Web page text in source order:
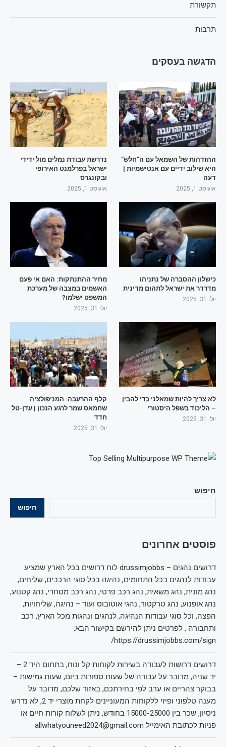
חיפוש
חיפוש
פוסטים אחרונים
דרושים נהגים – drussimjobbs לוח דרושים בכל הארץ שמציע
עבודות לנהגים בכל התחומים, נהיגה בכל סוגי הרכבים, שליחים,
נהג מונית, נהג משאית, נהג רכב פרטי, נהג רכב מסחרי, נהג קטנוע,
נהג אופנוע, נהג טרקטור, נהגי אוטובוס ועוד – נהיגה, שליחויות,
הפצה, וכל סוגי עבודות הנהיגה, לנהגים ונהגות מכל הארץ, רכב
ותחבורה , לפרטים ניתן להירשם בקישור הבא:
https://drussimjobbs.com/sign/
דרושים דרושות לעבודה בשירות לקוחות קל ונוח, בתחום היד 2 –
יד שניה, מדובר על עבודה של שעות ספורות ביום, שעות גמישות –
בבוקר צהריים או ערב לפי בחירתכם, באזור שלכם, מדובר על
מענה טלפוני ופיזי ללקוחות המעוניינים לקחת מוצרי יד 2, לא נדרש
ניסיון, שכר בין 15000-25000 בחודש, ניתן לשלוח קורות חיים או
פניות לכתובת האימייל allwhatyouneed2024@gmail.com
תקשורת
תרבות
הדגשה בעסקים
ההזדהות של השמאל עם ה"חלש"
היא שילוב ידיים עם אנטישמיות |
דעה
אוגוסט 1, 2025
נדרשת עבודת נמלים מול ידידי
ישראל בפרלמנט האירופי
ובקונגרס
אוגוסט 1, 2025
כישלון ההסברה של נתניהו
מדרדר את ישראל לתהום מדינית
יולי 31, 2025
מחיר ההתנתקות: האם אי פעם
האשמים במצבה של מערכת
המשפט ישלמו?
יולי 31, 2025
לא צריך להיות שמאלני כדי להבין
– הליכוד בשפל היסטורי
יולי 31, 2025
קלף ההרעבה: המניפולציה
שחמאס שמר לרגע הנכון | עדן-טל
חדד
יולי 31, 2025